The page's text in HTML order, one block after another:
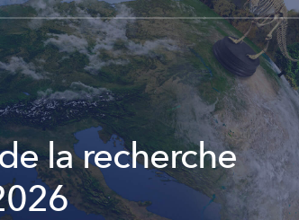
la recherche